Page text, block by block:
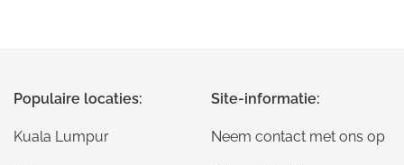
Populaire locaties:
Kuala Lumpur
Site-informatie:
Neem contact met ons op